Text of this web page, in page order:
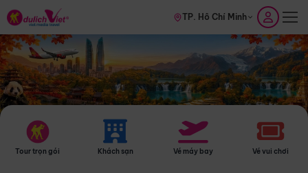
TP. Hồ Chí Minh
Tour trọn gói Khách sạn Vé máy bay Vé vui chơi